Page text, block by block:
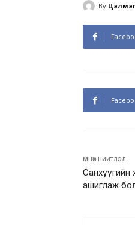
By
өмнөх нийтлэл
Санхүүгийн
ашиглаж